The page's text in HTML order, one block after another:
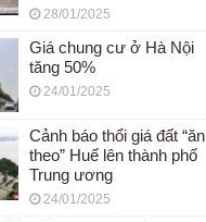
28/01/2025
Giá chung cư ở Hà Nội
tăng 50%
24/01/2025
Cảnh báo thổi giá đất “ăn
theo” Huế lên thành phố
Trung ương
24/01/2025